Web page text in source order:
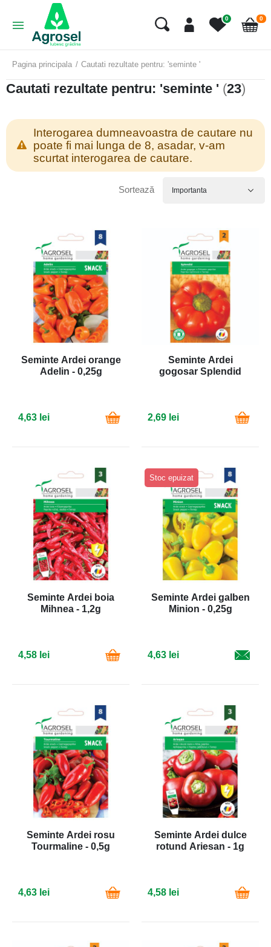
0
Cart
0
Pagina principala Cautati rezultate pentru: 'seminte '
Cautati rezultate pentru: 'seminte ' (23)
Interogarea dumneavoastra de cautare nu
poate fi mai lunga de 8, asadar, v-am
scurtat interogarea de cautare.
Sortează
Seminte Ardei orange
Adelin - 0,25g
4,63 lei
Seminte Ardei
gogosar Splendid
2,69 lei
Seminte Ardei boia
Mihnea - 1,2g
4,58 lei
Stoc epuizat
Seminte Ardei galben
Minion - 0,25g
4,63 lei
Seminte Ardei rosu
Tourmaline - 0,5g
4,63 lei
Seminte Ardei dulce
rotund Ariesan - 1g
4,58 lei